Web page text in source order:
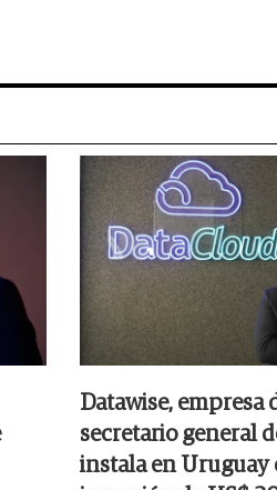
Datawise, empresa
secretario general
instala en Uruguay